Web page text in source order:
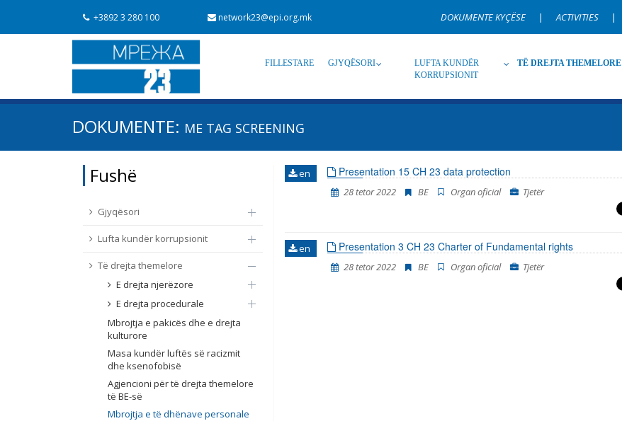
+3892 3 280 100 network23@epi.org.mk DOKUMENTE KYÇËSE | ACTIVITIES |
FILLESTARE GJYQËSORI
LUFTA KUNDËR
KORRUPSIONIT
TË DREJTA THEMELORE
Kërko dokumente
Gjuhë Emër, përshkrim ose fjalen
DOKUMENTE: ME TAG SCREENING
Fushë
Gjyqësori
Lufta kundër korrupsionit
Të drejta themelore
E drejta njerëzore
E drejta procedurale
Mbrojtja e pakicës dhe e drejta
kulturore
Masa kundër luftës së racizmit
dhe ksenofobisë
Agjencioni për të drejta themelore
të BE-së
Mbrojtja e të dhënave personale
en Presentation 15 CH 23 data protection
28 tetor 2022 BE Organ oficial Tjetër
en Presentation 3 CH 23 Charter of Fundamental rights
28 tetor 2022 BE Organ oficial Tjetër